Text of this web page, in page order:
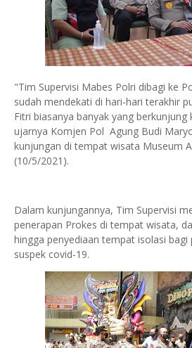
"Tim Supervisi Mabes Polri dibagi ke
sudah mendekati di hari-hari terakhir
Fitri biasanya banyak yang
ujarnya Komjen Pol Agung Budi
kunjungan di tempat wisata Museum
(10/5/2021).
Dalam kunjungannya, Tim Supervisi
penerapan Prokes di tempat wisata,
hingga penyediaan tempat isolasi bagi
suspek covid-19.